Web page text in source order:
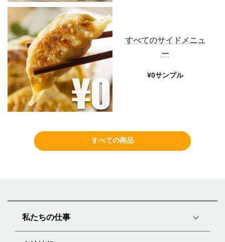
すべてのサイドメニュ
ー
¥0サンプル
すべての商品
私たちの仕事